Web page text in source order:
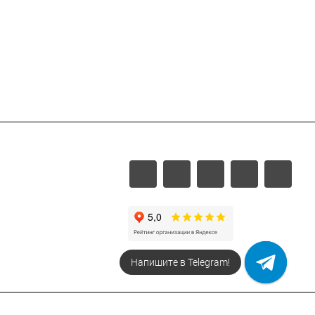
Напишите в Telegram!